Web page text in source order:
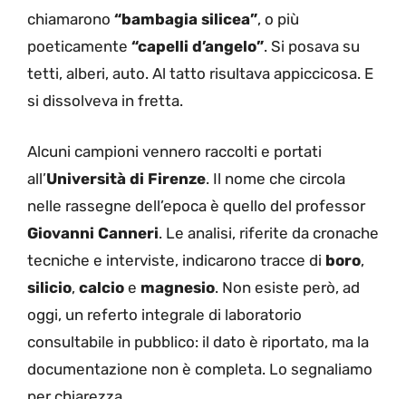
chiamarono “bambagia silicea”, o più
poeticamente “capelli d’angelo”. Si posava su
tetti, alberi, auto. Al tatto risultava appiccicosa. E
si dissolveva in fretta.
Alcuni campioni vennero raccolti e portati
all’Università di Firenze. Il nome che circola
nelle rassegne dell’epoca è quello del professor
Giovanni Canneri. Le analisi, riferite da cronache
tecniche e interviste, indicarono tracce di boro,
silicio, calcio e magnesio. Non esiste però, ad
oggi, un referto integrale di laboratorio
consultabile in pubblico: il dato è riportato, ma la
documentazione non è completa. Lo segnaliamo